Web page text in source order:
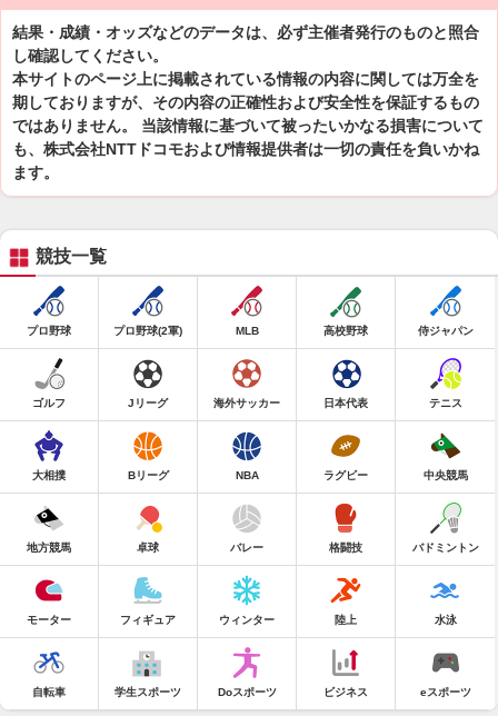
結果・成績・オッズなどのデータは、必ず主催者発行のものと照合
し確認してください。
本サイトのページ上に掲載されている情報の内容に関しては万全を
期しておりますが、その内容の正確性および安全性を保証するもの
ではありません。 当該情報に基づいて被ったいかなる損害について
も、株式会社NTTドコモおよび情報提供者は一切の責任を負いかね
ます。
競技一覧
プロ野球 プロ野球(2軍) MLB 高校野球 侍ジャパン
ゴルフ Jリーグ 海外サッカー 日本代表 テニス
大相撲 Bリーグ NBA ラグビー 中央競馬
地方競馬 卓球 バレー 格闘技 バドミントン
モーター フィギュア ウィンター 陸上 水泳
自転車 学生スポーツ Doスポーツ ビジネス eスポーツ